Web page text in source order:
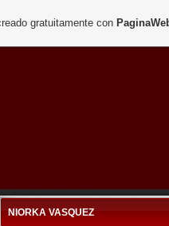
NIORKA VASQUEZ
gratuitamente con